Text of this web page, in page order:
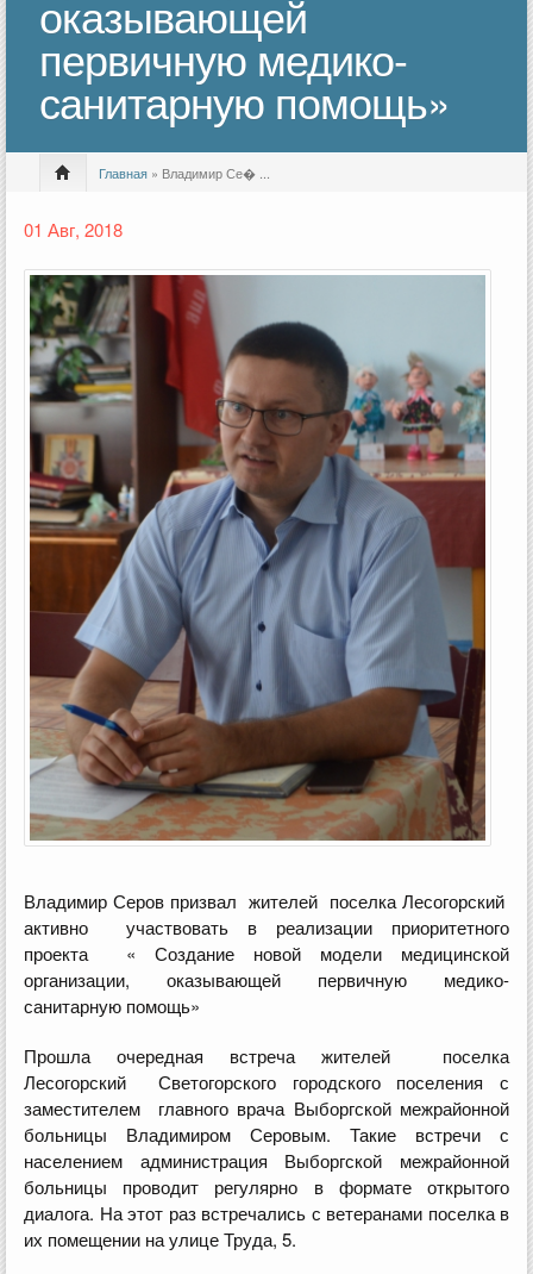
оказывающей
первичную медико-
санитарную помощь»
Главная » Владимир Се� ...
01 Авг, 2018
Владимир Серов призвал жителей поселка Лесогорский
активно участвовать в реализации приоритетного
проекта « Создание новой модели медицинской
организации, оказывающей первичную медико-
санитарную помощь»
Прошла очередная встреча жителей поселка
Лесогорский Светогорского городского поселения с
заместителем главного врача Выборгской межрайонной
больницы Владимиром Серовым. Такие встречи с
населением администрация Выборгской межрайонной
больницы проводит регулярно в формате открытого
диалога. На этот раз встречались с ветеранами поселка в
их помещении на улице Труда, 5.